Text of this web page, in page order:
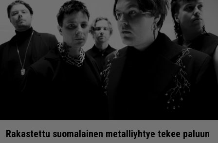
Rakastettu suomalainen metalliyhtye tekee paluun